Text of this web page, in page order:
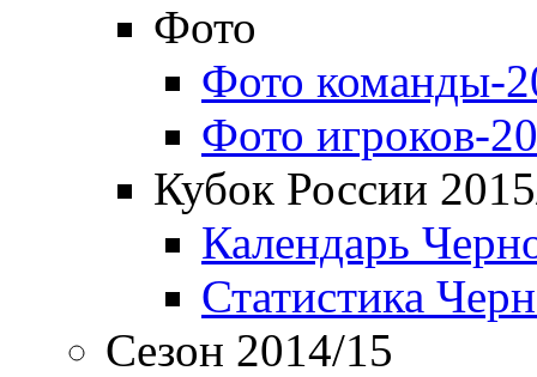
Фото
Фото команды-
Фото игроков-
Кубок России
Календарь
Статистика
Сезон 2014/15